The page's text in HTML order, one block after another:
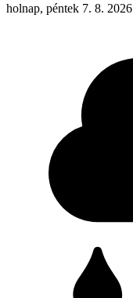
holnap, péntek 7. 8. 2026